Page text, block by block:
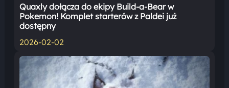
Quaxly dołącza do ekipy Build-a-Bear w
Pokemon! Komplet starterów z Paldei już
dostępny
2026-02-02